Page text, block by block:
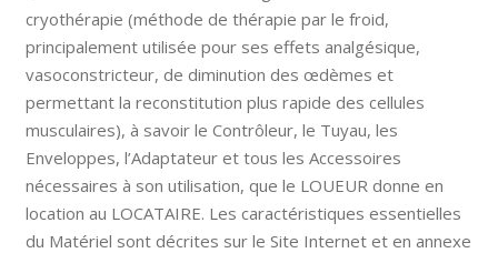
cryothérapie (méthode de thérapie par le froid,
principalement utilisée pour ses effets analgésique,
vasoconstricteur, de diminution des œdèmes et
permettant la reconstitution plus rapide des cellules
musculaires), à savoir le Contrôleur, le Tuyau, les
Enveloppes, l’Adaptateur et tous les Accessoires
nécessaires à son utilisation, que le LOUEUR donne en
location au LOCATAIRE. Les caractéristiques essentielles
du Matériel sont décrites sur le Site Internet et en annexe